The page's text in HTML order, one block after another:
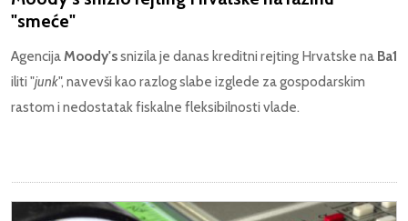
"smeće"
Agencija Moody'ssnizila je danas kreditni rejting Hrvatske na Ba1
iliti "junk", navevši kao razlog slabe izglede za gospodarskim
rastom i nedostatak fiskalne fleksibilnosti vlade.